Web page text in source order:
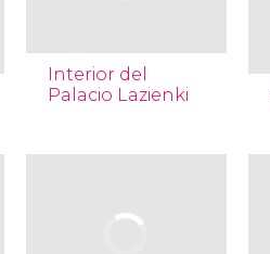
Interior del
Palacio Lazienki